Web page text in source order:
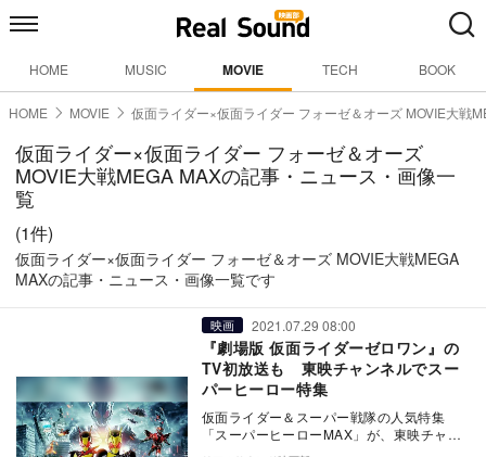
HOME MUSIC MOVIE TECH BOOK
HOME MOVIE 仮面ライダー×仮面ライダー フォーゼ＆オーズ MOVIE大戦
仮面ライダー×仮面ライダー フォーゼ＆オーズ
MOVIE大戦MEGA MAXの記事・ニュース・画像一
覧
(1件)
仮面ライダー×仮面ライダー フォーゼ＆オーズ MOVIE大戦MEGA
MAXの記事・ニュース・画像一覧です
映画 2021.07.29 08:00
『劇場版 仮面ライダーゼロワン』の
TV初放送も 東映チャンネルでスー
パーヒーロー特集
仮面ライダー＆スーパー戦隊の人気特集
「スーパーヒーローMAX」が、東映チャン
ネルで8月に放送されることが決定した。